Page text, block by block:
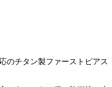
のチタン製ファーストピアス